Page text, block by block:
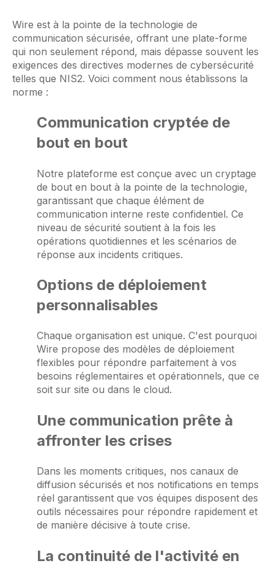
Wire est à la pointe de la technologie de
communication sécurisée, offrant une plate-forme
qui non seulement répond, mais dépasse souvent les
exigences des directives modernes de cybersécurité
telles que NIS2. Voici comment nous établissons la
norme :
Communication cryptée de
bout en bout
Notre plateforme est conçue avec un cryptage
de bout en bout à la pointe de la technologie,
garantissant que chaque élément de
communication interne reste confidentiel. Ce
niveau de sécurité soutient à la fois les
opérations quotidiennes et les scénarios de
réponse aux incidents critiques.
Options de déploiement
personnalisables
Chaque organisation est unique. C'est pourquoi
Wire propose des modèles de déploiement
flexibles pour répondre parfaitement à vos
besoins réglementaires et opérationnels, que ce
soit sur site ou dans le cloud.
Une communication prête à
affronter les crises
Dans les moments critiques, nos canaux de
diffusion sécurisés et nos notifications en temps
réel garantissent que vos équipes disposent des
outils nécessaires pour répondre rapidement et
de manière décisive à toute crise.
La continuité de l'activité en